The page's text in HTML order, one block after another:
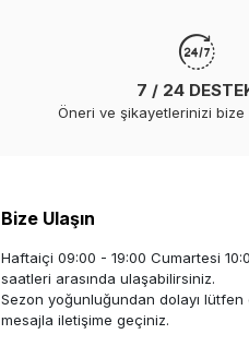
7 / 24
Öneri ve şikayetlerinizi bize
Bize Ulaşın
Haftaiçi 09:00 - 19:00 Cumartesi
saatleri arasında ulaşabilirsiniz.
Sezon yoğunluğundan dolayı lütfen
mesajla iletişime geçiniz.